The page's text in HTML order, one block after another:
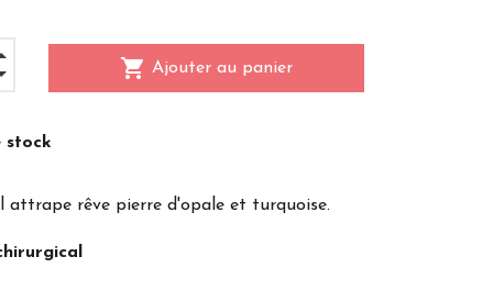
shopping_cart Ajouter au panier
stock
attrape rêve pierre d'opale et turquoise.